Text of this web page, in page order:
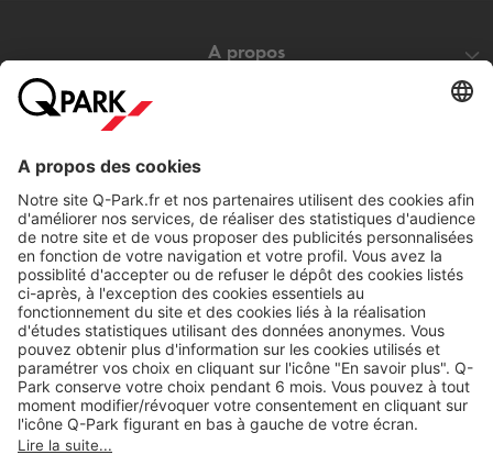
A propos
Nos services
Cookies
Copyright
CGV